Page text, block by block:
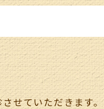
せていただきます。